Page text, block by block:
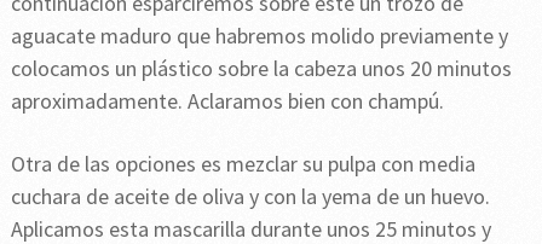
aguacate maduro que habremos molido previamente y
colocamos un plástico sobre la cabeza unos 20 minutos
aproximadamente. Aclaramos bien con champú.
Otra de las opciones es mezclar su pulpa con media
cuchara de aceite de oliva y con la yema de un huevo.
Aplicamos esta mascarilla durante unos 25 minutos y